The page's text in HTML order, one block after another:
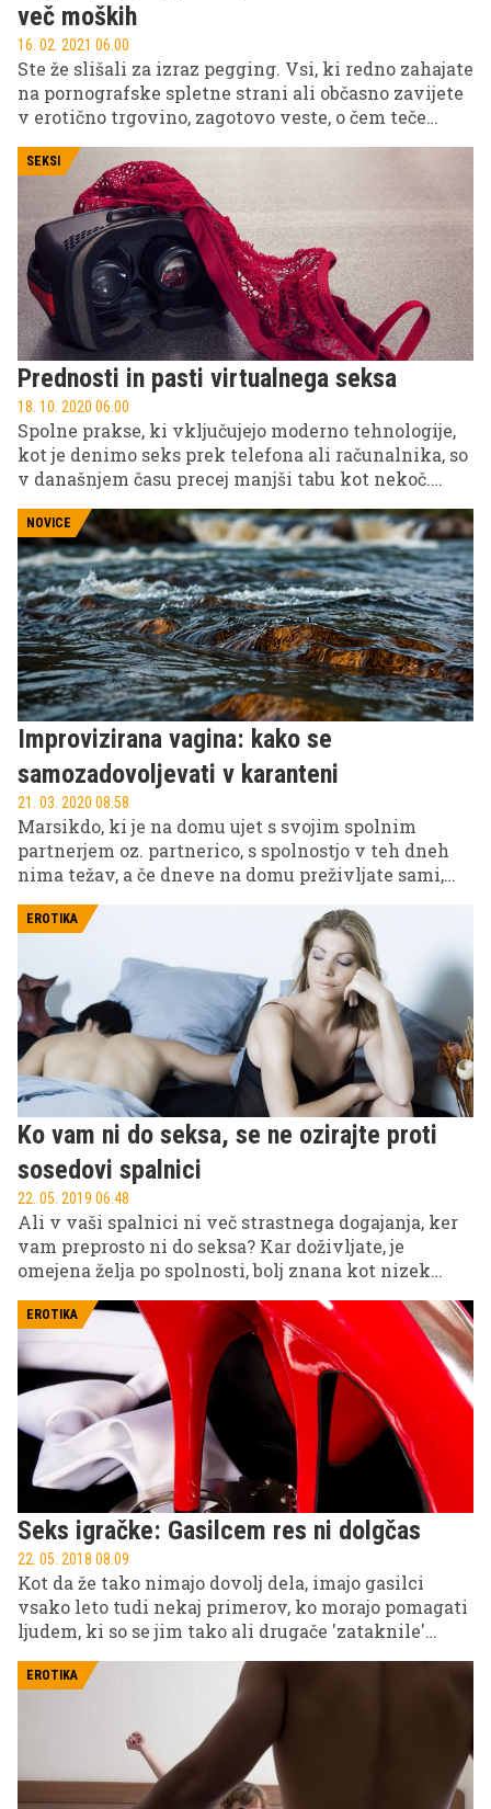
več moških
16. 02. 2021 06.00
Ste že slišali za izraz pegging. Vsi, ki redno zahajate
na pornografske spletne strani ali občasno zavijete
v erotično trgovino, zagotovo veste, o čem teče
beseda, drugi verjetno malce manj. Gre za izraz, ki
nima slovenske ustreznice, je pa vedno bolj
priljubljena spolna praksa.
SEKSI
Prednosti in pasti virtualnega seksa
18. 10. 2020 06.00
Spolne prakse, ki vključujejo moderno tehnologije,
kot je denimo seks prek telefona ali računalnika, so
v današnjem času precej manjši tabu kot nekoč.
in samozadovoljevanje s partnerjem s pomočjo
video klepeta, so le nekatere od oblik virtualnega
seksa, ki ga je prakticiral marsikateri par, predvsem
v času samoizolacije. A tako kot pri vsaki stvari
tudi v tem primeru najdemo skrite pasti pa tudi
prednosti.
NOVICE
Improvizirana vagina: kako se
samozadovoljevati v karanteni
21. 03. 2020 08.58
Marsikdo, ki je na domu ujet s svojim spolnim
partnerjem oz. partnerico, s spolnostjo v teh dneh
nima težav, a če dneve na domu preživljate sami,
spolno življenje. In ne, za to ne potrebujete
namenskih spolnih pripomočkov, zgolj nitrilne oz.
kirurško sterilne rokavico.
EROTIKA
Ko vam ni do seksa, se ne ozirajte proti
sosedovi spalnici
22. 05. 2019 06.48
Ali v vaši spalnici ni več strastnega dogajanja, ker
vam preprosto ni do seksa? Kar doživljate, je
omejena želja po spolnosti, bolj znana kot nizek
disfunkcije, in kako si lahko pomagate.
EROTIKA
Seks igračke: Gasilcem res ni dolgčas
22. 05. 2018 08.09
Kot da že tako nimajo dovolj dela, imajo gasilci
vsako leto tudi nekaj primerov, ko morajo pomagati
ljudem, ki so se jim tako ali drugače 'zataknile'
EROTIKA